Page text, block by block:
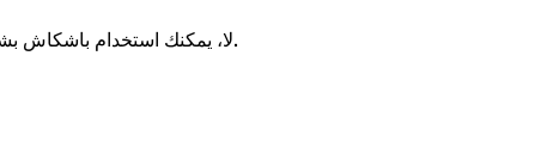
لا، يمكنك استخدام باشكاش بشكل مجاني لمؤسستك والتأكد تماماً من فعاليته لزيادة مبيعاتك والحفاظ على أموالك.